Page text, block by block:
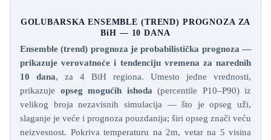
GOLUBARSKA ENSEMBLE (TREND) PROGNOZA ZA
BiH — 10 DANA
Ensemble (trend) prognoza je probabilistička prognoza —
prikazuje verovatnoće i tendenciju vremena za narednih
10 dana, za 4 BiH regiona. Umesto jedne vrednosti,
prikazuje opseg mogućih ishoda (percentile P10–P90) iz
velikog broja nezavisnih simulacija — što je opseg uži,
slaganje je veće i prognoza pouzdanija; širi opseg znači veću
neizvesnost. Pokriva temperaturu na 2m, vetar na 5 visina